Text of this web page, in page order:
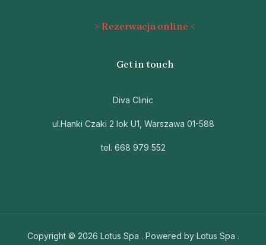
> Rezerwacja online <
Get in touch
Diva Clinic
ul.Hanki Czaki 2 lok U1, Warszawa 01-588
tel. 668 979 552
Copyright © 2026 Lotus Spa . Powered by Lotus Spa .